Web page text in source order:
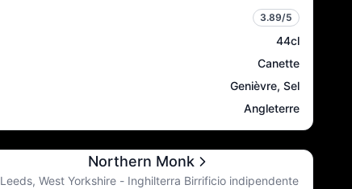
3.89/5
44cl
Canette
Genièvre, Sel
Angleterre
Northern Monk
Leeds, West Yorkshire - Inghilterra Birrificio indipendente